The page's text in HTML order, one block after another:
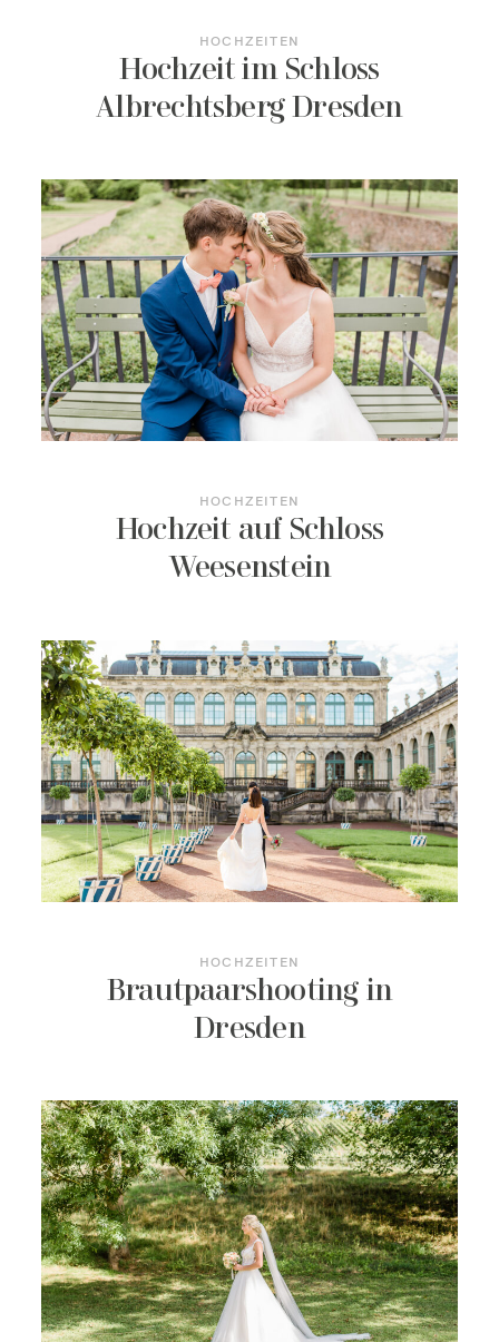
HOCHZEITEN
Hochzeit im Schloss
Albrechtsberg Dresden
HOCHZEITEN
Hochzeit auf Schloss
Weesenstein
HOCHZEITEN
Brautpaarshooting in
Dresden